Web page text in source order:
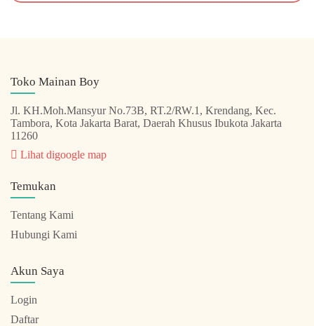
Toko Mainan Boy
Jl. KH.Moh.Mansyur No.73B, RT.2/RW.1, Krendang, Kec.
Tambora, Kota Jakarta Barat, Daerah Khusus Ibukota Jakarta
11260
Lihat digoogle map
Temukan
Tentang Kami
Hubungi Kami
Akun Saya
Login
Daftar